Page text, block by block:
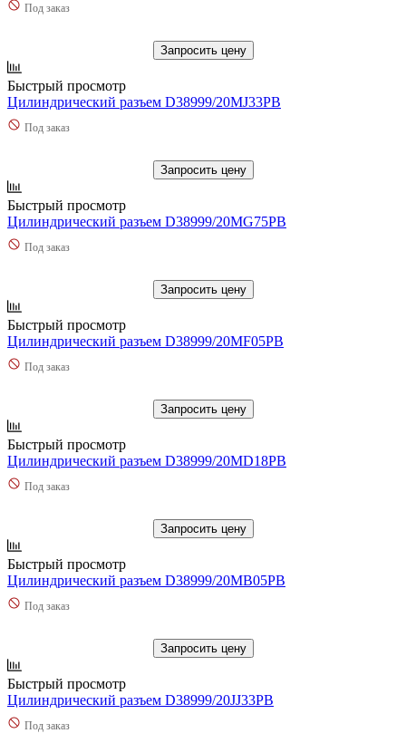
Под заказ
Запросить цену
Быстрый просмотр
Цилиндрический разъем D38999/20MJ33PB
Под заказ
Запросить цену
Быстрый просмотр
Цилиндрический разъем D38999/20MG75PB
Под заказ
Запросить цену
Быстрый просмотр
Цилиндрический разъем D38999/20MF05PB
Под заказ
Запросить цену
Быстрый просмотр
Цилиндрический разъем D38999/20MD18PB
Под заказ
Запросить цену
Быстрый просмотр
Цилиндрический разъем D38999/20MB05PB
Под заказ
Запросить цену
Быстрый просмотр
Цилиндрический разъем D38999/20JJ33PB
Под заказ